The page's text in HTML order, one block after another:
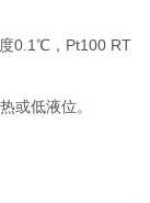
0.1℃，Pt100 RT
或低液位。